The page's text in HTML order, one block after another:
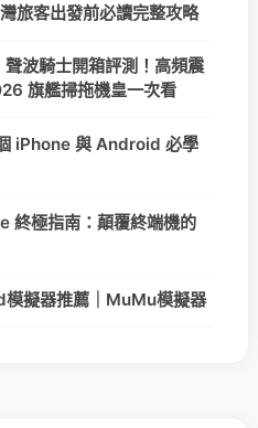
旅客出發前必讀完整攻略
波騎士開箱評測！高頻震
旗艦掃拖機皇一次看
iPhone 與 Android 必學
終極指南：顛覆終端機的
擬器推薦｜MuMu模擬器